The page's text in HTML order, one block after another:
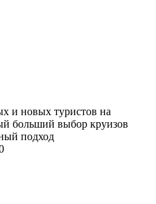
и новых туристов на
больший выбор круизов
подход